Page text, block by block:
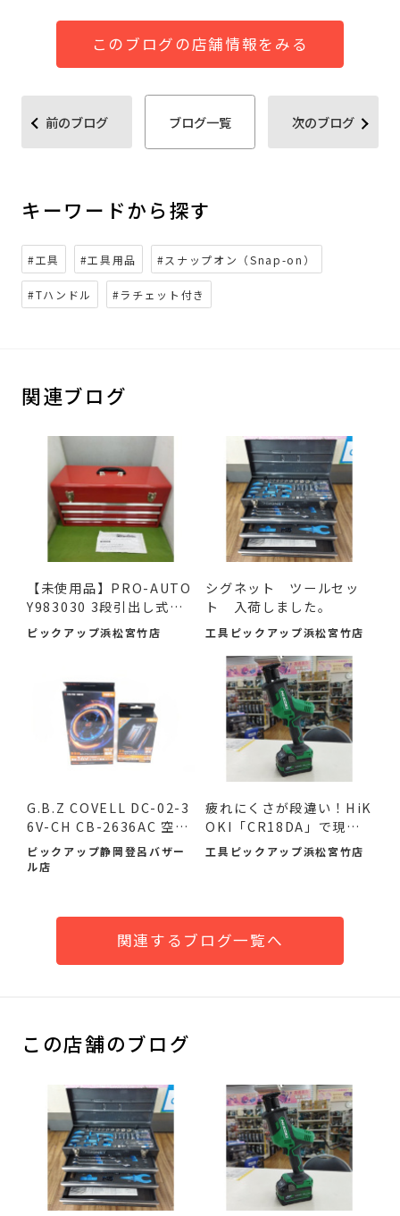
このブログの店舗情報をみる
前のブログ ブログ一覧 次のブログ
キーワードから探す
#工具 #工具用品 #スナップオン（Snap-on）
#Tハンドル #ラチェット付き
関連ブログ
【未使用品】PRO-AUTO
Y983030 3段引出し式ツ
ール...
ピックアップ浜松宮竹店
シグネット ツールセッ
ト 入荷しました。
工具ピックアップ浜松宮竹店
G.B.Z COVELL DC-02-3
6V-CH CB-2636AC 空調
作業服...
ピックアップ静岡登呂バザー
ル店
疲れにくさが段違い！HiK
OKI「CR18DA」で現場
の作...
工具ピックアップ浜松宮竹店
関連するブログ一覧へ
この店舗のブログ